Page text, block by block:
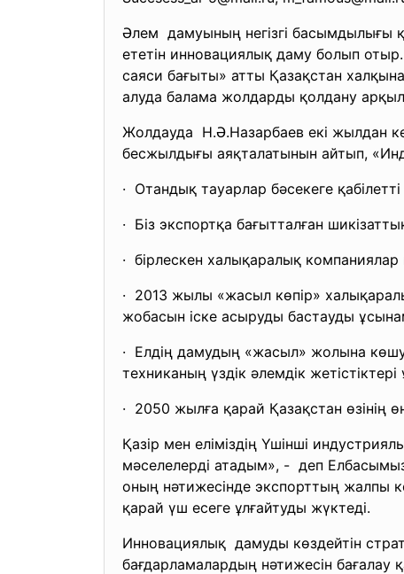
Әлем дамуының негізгі басымдылығы
ететін инновациялық даму болып
саяси бағыты» атты Қазақстан
алуда балама жолдарды қолдану
Жолдауда Н.Ә.Назарбаев екі жылдан
бесжылдығы аяқталатынын айтып,
· Отандық тауарлар бәсекеге
· Біз экспортқа бағытталған
· бірлескен халықаралық
· 2013 жылы «жасыл көпір»
жобасын іске асыруды бастауды
· Елдің дамудың «жасыл» жолына
техниканың үздік әлемдік
· 2050 жылға қарай Қазақстан өзінің
Қазір мен еліміздің Үшінші
мәселелерді атадым», - деп
оның нәтижесінде экспорттың жалпы
қарай үш есеге ұлғайтуды жүктеді.
Инновациялық дамуды көздейтін
бағдарламалардың нәтижесін